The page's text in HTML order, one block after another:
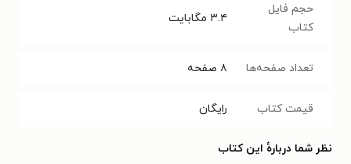
حجم فایل
کتاب
۳.۴ مگابایت
تعداد صفحه‌ها ۸ صفحه
قیمت کتاب رایگان
نظر شما دربارهٔ این کتاب